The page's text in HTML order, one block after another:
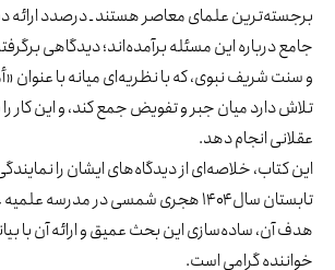
علمای معاصر هستند ـ درصدد ارائه
درباره این مسئله برآمده‌اند؛ دیدگاهی برگرفته از
شریف نبوی، که با نظریه‌ای میانه با عنوان «أمر بین
دارد میان جبر و تفویض جمع کند، و این کار را به
انجام دهد.
خلاصه‌ای از دیدگاه‌های ایشان را نمایندگی
تابستان سال ۱۴۰۴ هجری شمسی در مدرسه علمیه
ساده‌سازی این بحث عمیق و ارائه آن با بیانی
گرامی است.